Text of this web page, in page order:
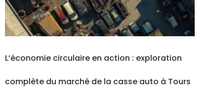
L’économie circulaire en action : exploration
complète du marché de la casse auto à Tours